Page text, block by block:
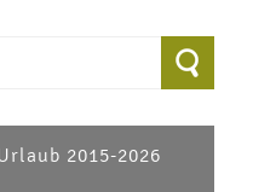
2015-2026